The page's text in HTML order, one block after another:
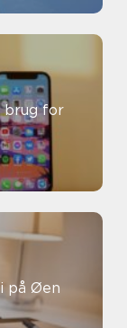
brug for
på Øen